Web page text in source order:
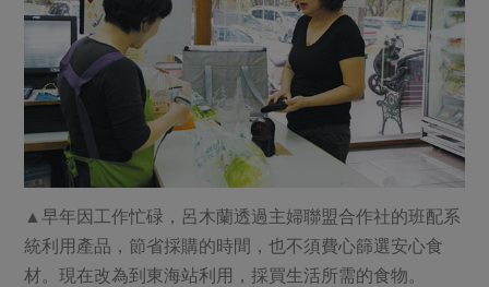
▲早年因工作忙碌，呂木蘭透過主婦聯盟合作社的班配系
統利用產品，節省採購的時間，也不須費心篩選安心食
材。現在改為到東海站利用，採買生活所需的食物。